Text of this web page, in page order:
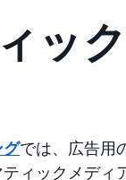
ッ
グでは、広告用
ィックメデ